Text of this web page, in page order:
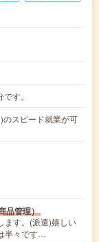
す。
スピード就業が可
品管理）
ます。(派遣)嬉しい
半々です…